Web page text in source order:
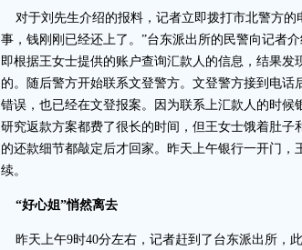
对于刘先生介绍的报料，记者立即拨打市北警方的
事，钱刚刚已经还上了。”台东派出所的民警向记者
即根据王女士提供的账户查询汇款人的信息，结果发
的。随后警方开始联系文登警方。文登警方接到电
错误，也已经在文登报案。因为联系上汇款人的时候
研究返款方案都费了很长的时间，但王女士饿着肚子
的还款细节都敲定后才回家。昨天上午银行一开门
续。
“好心姐”悄然离去
昨天上午9时40分左右，记者赶到了台东派出所，